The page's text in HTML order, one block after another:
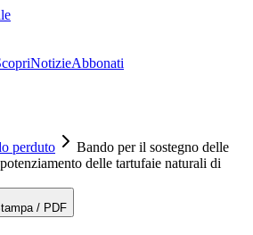
NotizieAbbonati
perduto
Bando per il sostegno delle
delle tartufaie naturali di
/ PDF